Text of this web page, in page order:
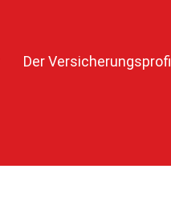
Der Versicherungsprofi